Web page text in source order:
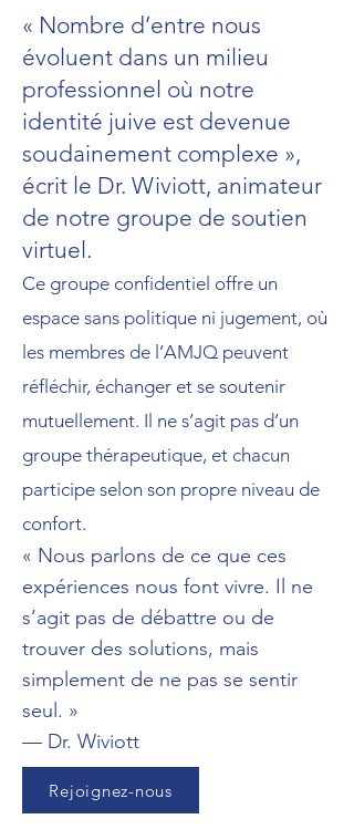
« Nombre d’entre nous
évoluent dans un milieu
professionnel où notre
identité juive est devenue
soudainement complexe »,
écrit le Dr. Wiviott, animateur
de notre groupe de soutien
virtuel.
​Ce groupe confidentiel offre un
espace sans politique ni jugement, où
les membres de l’AMJQ peuvent
réfléchir, échanger et se soutenir
mutuellement. Il ne s’agit pas d’un
groupe thérapeutique, et chacun
participe selon son propre niveau de
confort.
« Nous parlons de ce que ces
expériences nous font vivre. Il ne
s’agit pas de débattre ou de
trouver des solutions, mais
simplement de ne pas se sentir
seul. »
— Dr. Wiviott
Rejoignez-nous